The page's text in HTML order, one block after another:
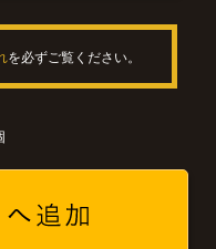
を必ずご覧ください。